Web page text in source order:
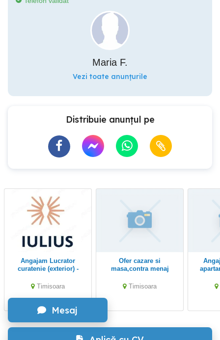
Mesaj
Maria F.
Vezi toate anunțurile
Distribuie anunțul pe
Angajam Lucrator
curatenie (exterior) -
Timisoara
Ofer cazare si
masa,contra menaj
Timisoara
Angajare menajera